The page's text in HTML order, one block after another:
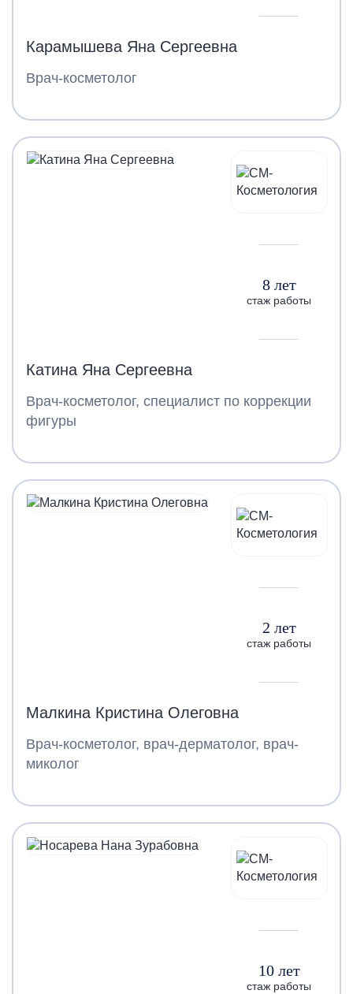
Карамышева Яна Сергеевна
Врач-косметолог
8 лет
стаж работы
Катина Яна Сергеевна
Врач-косметолог, специалист по коррекции
фигуры
2 лет
стаж работы
Малкина Кристина Олеговна
Врач-косметолог, врач-дерматолог, врач-
миколог
10 лет
стаж работы